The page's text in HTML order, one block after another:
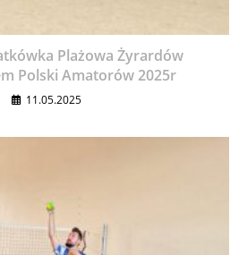
Plażowa Żyrardów
Polski Amatorów 2025r
11.05.2025